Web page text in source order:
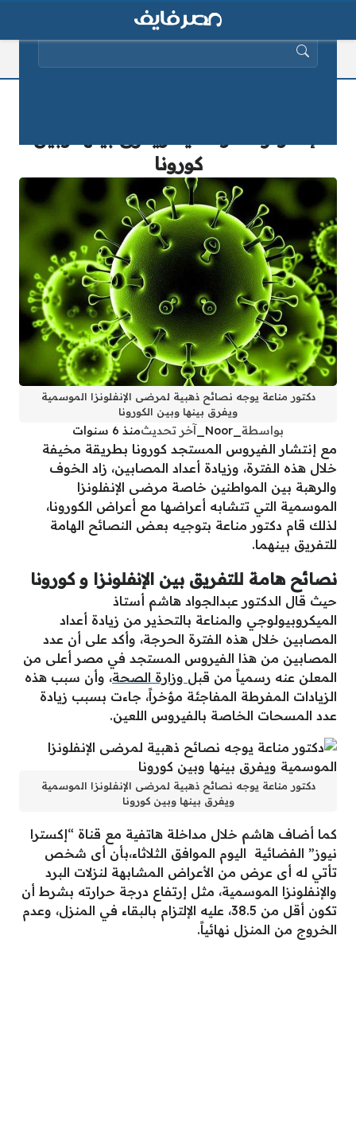
كورونا
دكتور مناعة يوجه نصائح ذهبية لمرضى الإنفلونزا الموسمية
ويفرق بينها وبين الكورونا
بواسطة آخر تحديثمنذ 6 سنوات
مع إنتشار الفيروس المستجد كورونا بطريقة مخيفة
خلال هذه الفترة، وزيادة أعداد المصابين، زاد الخوف
والرهبة بين المواطنين خاصة مرضى الإنفلونزا
الموسمية التي تتشابه أعراضها مع أعراض الكورونا،
لذلك قام دكتور مناعة بتوجيه بعض النصائح الهامة
للتفريق بينهما.
نصائح هامة للتفريق بين الإنفلونزا و كورونا
حيث قال الدكتور عبدالجواد هاشم أستاذ
الميكروبيولوجي والمناعة بالتحذير من زيادة أعداد
المصابين خلال هذه الفترة الحرجة، وأكد على أن عدد
المصابين من هذا الفيروس المستجد في مصر أعلى من
المعلن عنه رسمياً من قبل وزارة الصحة، وأن سبب هذه
الزيادات المفرطة المفاجئة مؤخراً، جاءت بسبب زيادة
عدد المسحات الخاصة بالفيروس اللعين.
دكتور مناعة يوجه نصائح ذهبية لمرضى الإنفلونزا الموسمية
ويفرق بينها وبين كورونا
كما أضاف هاشم خلال مداخلة هاتفية مع قناة “إكسترا
نيوز” الفضائية اليوم الموافق الثلاثاء،بأن أى شخص
تأتي له أى عرض من الأعراض المشابهة لنزلات البرد
والإنفلونزا الموسمية، مثل إرتفاع درجة حرارته بشرط أن
تكون أقل من 38.5، عليه الإلتزام بالبقاء في المنزل، وعدم
الخروج من المنزل نهائياً.
البحث عن: